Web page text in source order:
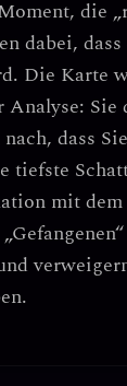
die
dabei,
Die Karte
Analyse: Sie
dass
tiefste
mit dem